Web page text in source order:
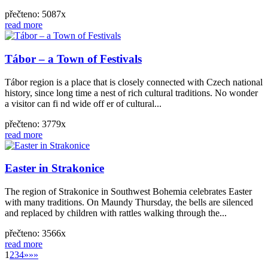
přečteno: 5087x
read more
Tábor – a Town of Festivals
Tábor region is a place that is closely connected with Czech national
history, since long time a nest of rich cultural traditions. No wonder
a visitor can fi nd wide off er of cultural...
přečteno: 3779x
read more
Easter in Strakonice
The region of Strakonice in Southwest Bohemia celebrates Easter
with many traditions. On Maundy Thursday, the bells are silenced
and replaced by children with rattles walking through the...
přečteno: 3566x
read more
1 234»»
»»